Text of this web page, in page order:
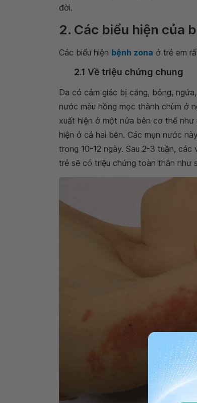
đời.
2. Các biểu hiện của
Các biểu hiện bệnh zona ở trẻ em
2.1 Về triệu chứng chung
Da có cảm giác bị căng, bỏng,
nước màu hồng mọc thành chùm ở
xuất hiện ở một nửa bên cơ thể
hiện ở cả hai bên. Các mụn nước
trong 10-12 ngày. Sau 2-3 tuần,
trẻ sẽ có triệu chứng toàn thân như